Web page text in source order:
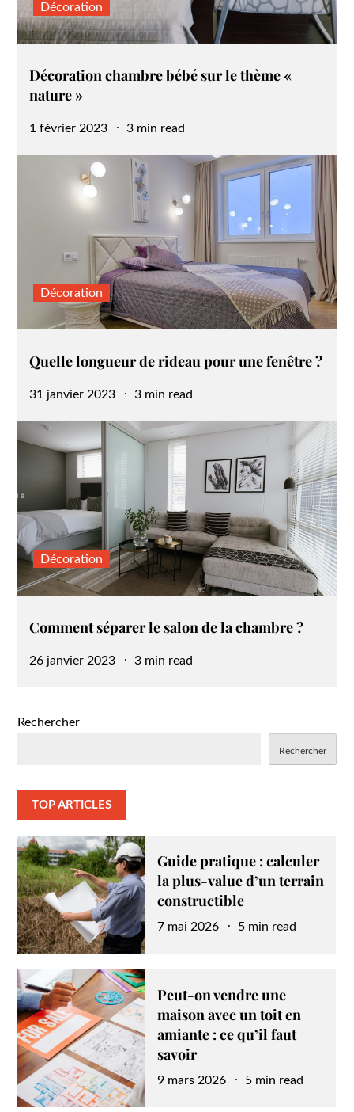
Décoration
Décoration chambre bébé sur le thème «
nature »
Posted
1 février 2023 3 min read
Décoration
Quelle longueur de rideau pour une fenêtre ?
Posted
31 janvier 2023 3 min read
Décoration
Comment séparer le salon de la chambre ?
Posted
26 janvier 2023 3 min read
Rechercher
Rechercher
TOP ARTICLES
Guide pratique : calculer
la plus-value d’un terrain
constructible
Posted
7 mai 2026 5 min read
Peut-on vendre une
maison avec un toit en
amiante : ce qu’il faut
savoir
Posted
9 mars 2026 5 min read